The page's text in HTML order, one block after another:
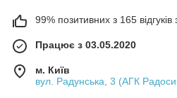
99% позитивних з 165 відгуків
Працює з 03.05.2020
м. Київ
вул. Радунська, 3 (АГК